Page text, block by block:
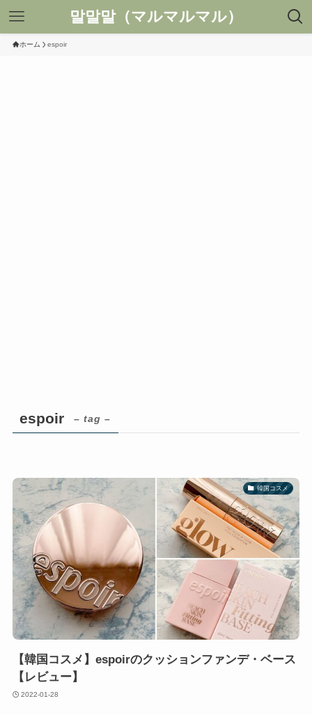
말말말（マルマルマル）
ホーム espoir
espoir – tag –
韓国コスメ
【韓国コスメ】espoirのクッションファンデ・ベース
【レビュー】
2022-01-28